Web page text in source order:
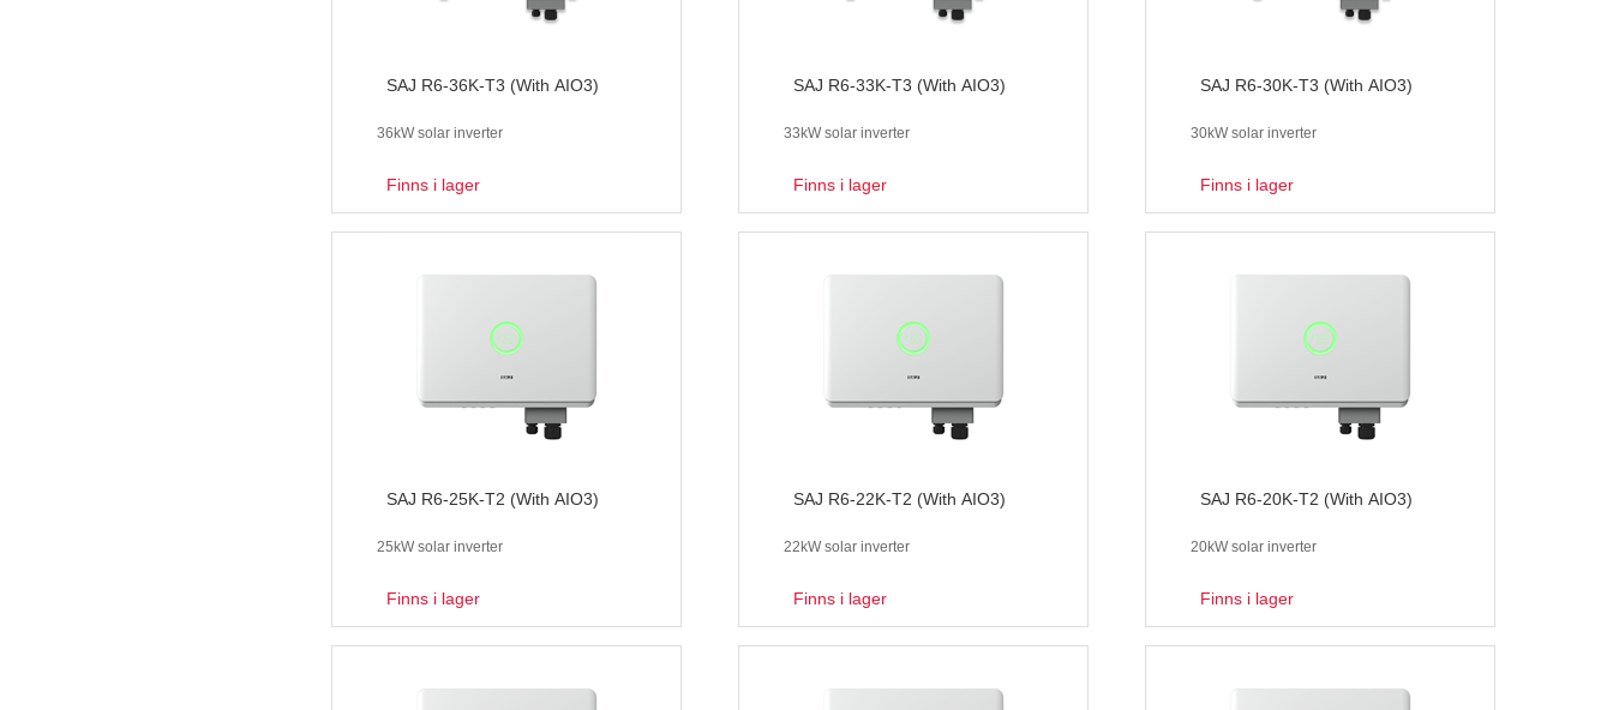
SAJ R6-36K-T3 (With AIO3)
36kW solar inverter
Finns i lager
SAJ R6-33K-T3 (With AIO3)
33kW solar inverter
Finns i lager
SAJ R6-30K-T3 (With AIO3)
30kW solar inverter
Finns i lager
SAJ R6-25K-T2 (With AIO3)
25kW solar inverter
Finns i lager
SAJ R6-22K-T2 (With AIO3)
22kW solar inverter
Finns i lager
SAJ R6-20K-T2 (With AIO3)
20kW solar inverter
Finns i lager